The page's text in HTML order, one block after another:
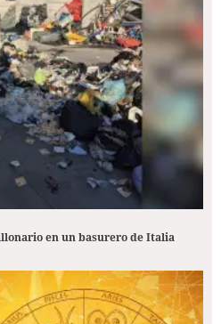
en un basurero de Italia